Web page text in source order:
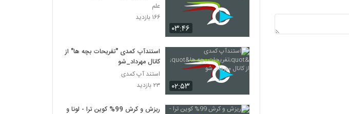
۰۳:۴۶
علم
۱۶۶ بازدید
۰۲:۵۳
استندآپ کمدی "تفریحات بچه ها" از
کانال مهرداد_شو
استند آپ کمدی
۲۳ بازدید
ریزش و کرش 99% کوین ترا - لونا و